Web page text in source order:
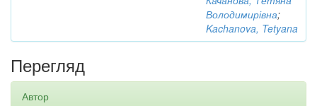
Володимирівна;
Kachanova, Tetyana
Перегляд
Автор